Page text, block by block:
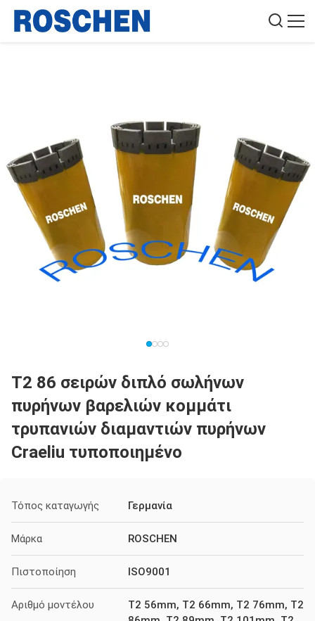
T2 86 σειρών διπλό σωλήνων
πυρήνων βαρελιών κομμάτι
τρυπανιών διαμαντιών πυρήνων
Craeliu τυποποιημένο
Τόπος καταγωγής Γερμανία
Μάρκα ROSCHEN
Πιστοποίηση ISO9001
Αριθμό μοντέλου
T2 56mm, T2 66mm, T2 76mm, T2